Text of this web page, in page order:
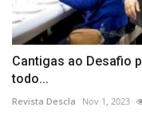
Cantigas ao Desafio
todo...
Revista Descla Nov 1, 2023